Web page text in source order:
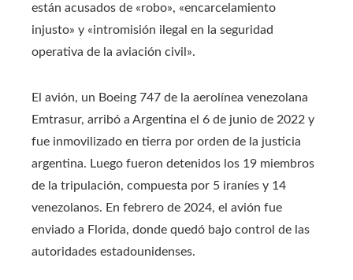
están acusados ​​de «robo», «encarcelamiento
injusto» y «intromisión ilegal en la seguridad
operativa de la aviación civil».
El avión, un Boeing 747 de la aerolínea venezolana
Emtrasur, arribó a Argentina el 6 de junio de 2022 y
fue inmovilizado en tierra por orden de la justicia
argentina. Luego fueron detenidos los 19 miembros
de la tripulación, compuesta por 5 iraníes y 14
venezolanos. En febrero de 2024, el avión fue
enviado a Florida, donde quedó bajo control de las
autoridades estadounidenses.